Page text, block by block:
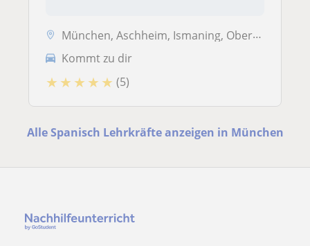
München, Aschheim, Ismaning, Oberschleißheim, Neubiberg, Unterföhring,...
Kommt zu dir
★ ★ ★ ★ ★ (5)
Alle Spanisch Lehrkräfte anzeigen in München